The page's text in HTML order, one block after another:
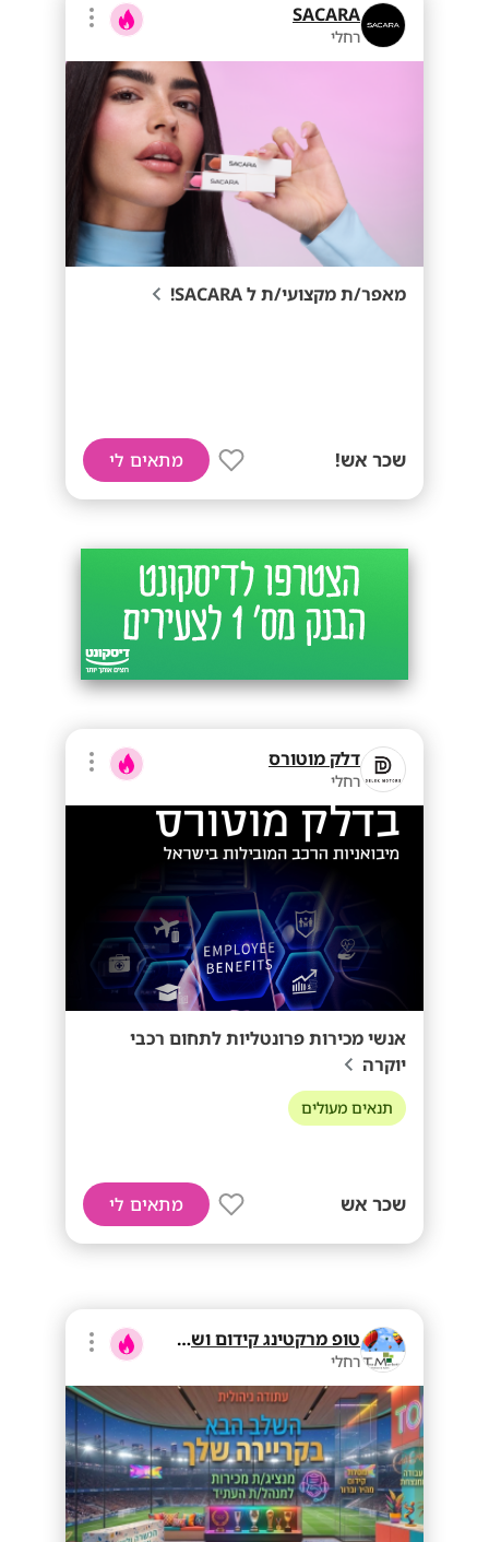
SACARA
רחלי
מאפר/ת מקצועי/ת ל SACARA!
שכר אש! מתאים לי
דלק מוטורס
רחלי
אנשי מכירות פרונטליות לתחום רכבי
יוקרה
תנאים מעולים
שכר אש מתאים לי
טופ מרקטינג קידום ושיווק בע"מ
רחלי